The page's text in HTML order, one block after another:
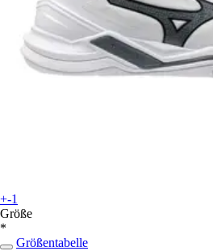
+-1
Größe
*
Größentabelle